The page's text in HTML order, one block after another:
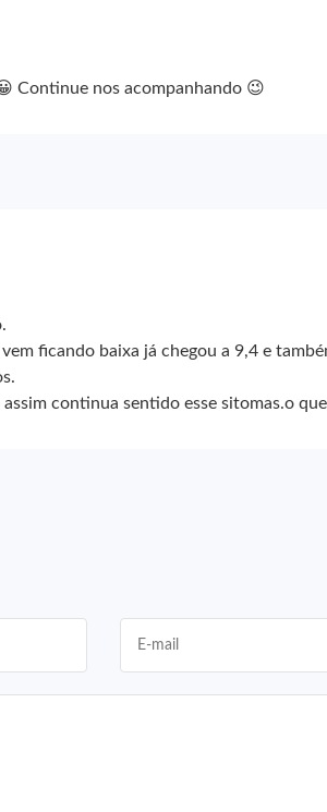
Continue nos acompanhando 😉
ficando baixa já chegou a 9,4 e
continua sentido esse sitomas.o